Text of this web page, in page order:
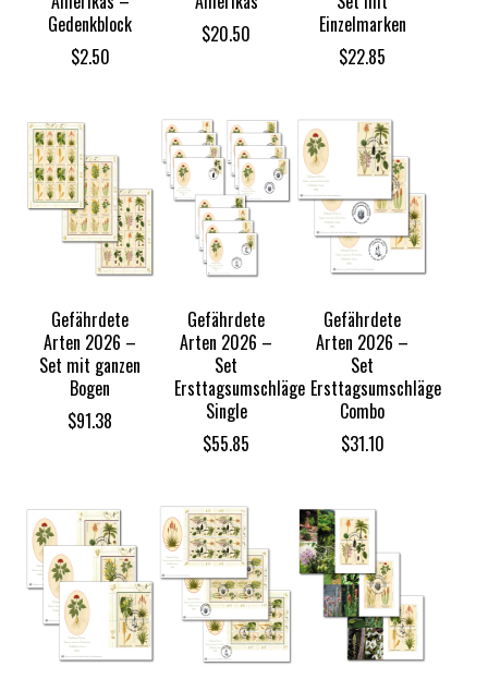
Gedenkblock
$2.50
$20.50
Einzelmarken
$22.85
Gefährdete
Arten 2026 –
Set mit ganzen
Bogen
$91.38
Gefährdete
Arten 2026 –
Set
Ersttagsumschläge
Single
$55.85
Gefährdete
Arten 2026 –
Set
Ersttagsumschläge
Combo
$31.10